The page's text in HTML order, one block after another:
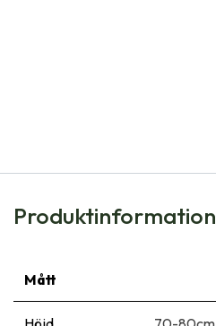
Produktinformation
Mått